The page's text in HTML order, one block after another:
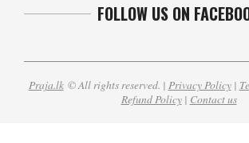
FOLLOW US ON
Praja.lk© All rights reserved. | Privacy Policy|
Refund Policy| Contact us